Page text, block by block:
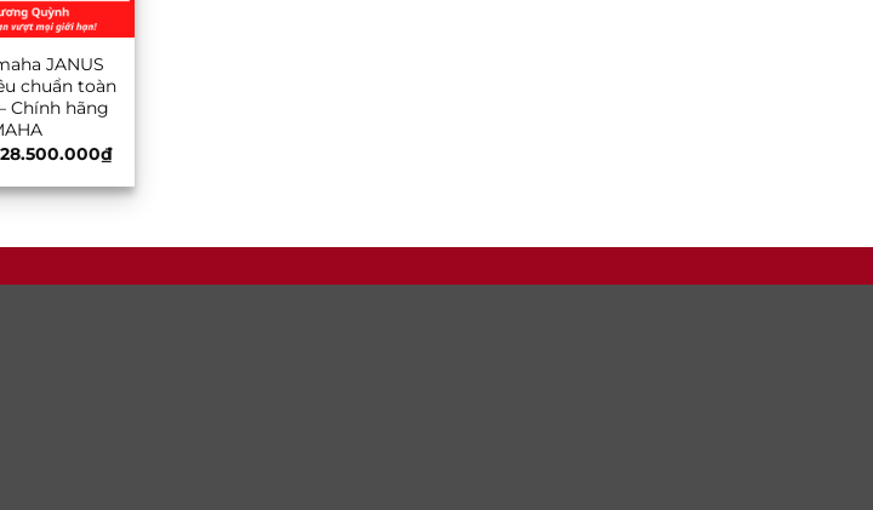
JANUS
chuẩn toàn
Chính hãng
Giá
là:
29.151.000₫.
28.500.000₫Giá
tại
là: